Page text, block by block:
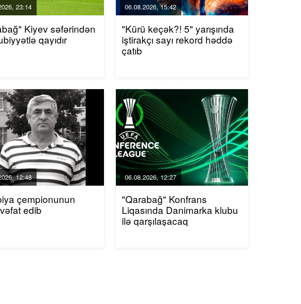
23:14
Kiyev səfərindən
qayıdır
06.08.2026, 15:42
"Kürü keçək?! 5" yarışında
iştirakçı sayı rekord həddə
çatıb
12:48
çempionunun
edib
06.08.2026, 12:27
"Qarabağ" Konfrans
Liqasında Danimarka klubu
ilə qarşılaşacaq